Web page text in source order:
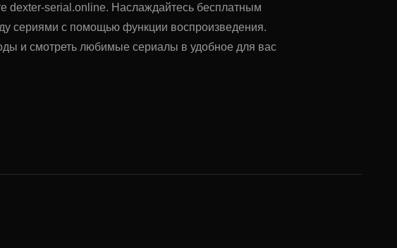
dexter-serial.online. Наслаждайтесь бесплатным
сериями с помощью функции воспроизведения.
и смотреть любимые сериалы в удобное для вас